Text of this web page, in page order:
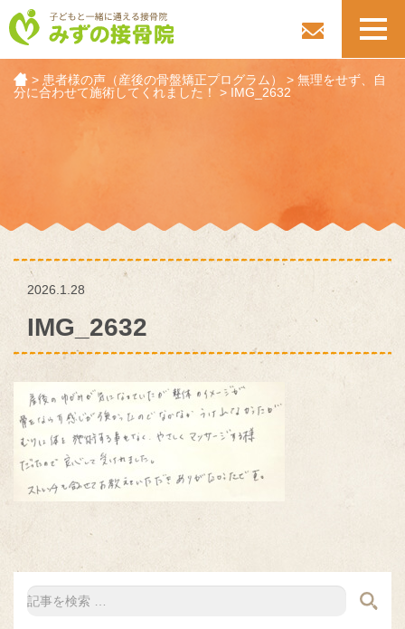
> 患者様の声（産後の骨盤矯正プログラム） >無理をせず、自
分に合わせて施術してくれました！
> IMG_2632
2026.1.28
IMG_2632